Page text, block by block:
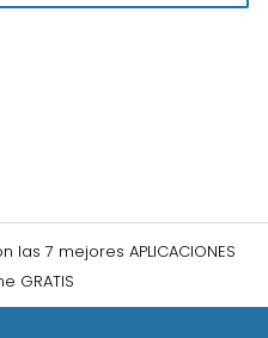
las 7 mejores APLICACIONES
GRATIS